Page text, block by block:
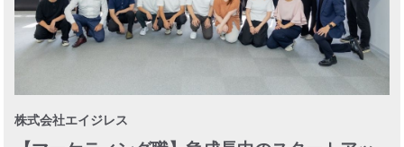
株式会社エイジレス